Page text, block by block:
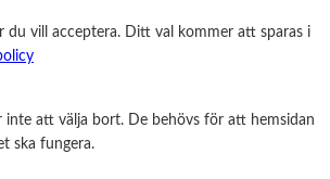
du vill acceptera. Ditt val kommer att sparas i
inte att välja bort. De behövs för att hemsidan
ska fungera.